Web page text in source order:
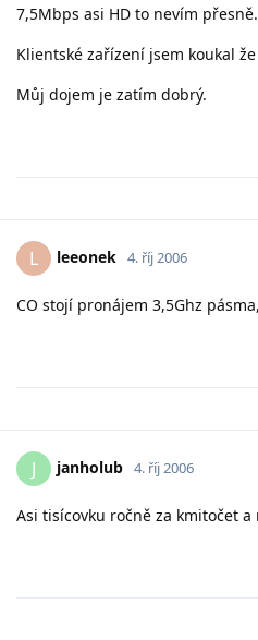
7,5Mbps asi HD to nevím přesně.
Klientské zařízení jsem koukal
Můj dojem je zatím dobrý.
L leeonek 4. říj 2006
CO stojí pronájem 3,5Ghz
J janholub 4. říj 2006
Asi tisícovku ročně za kmitočet